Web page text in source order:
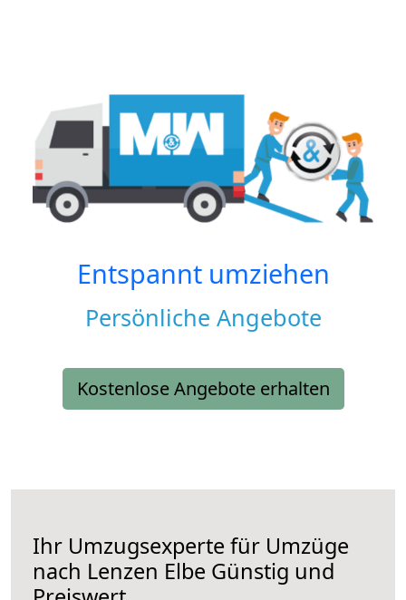
Entspannt umziehen
Persönliche Angebote
Kostenlose Angebote erhalten
Ihr Umzugsexperte für Umzüge
nach Lenzen Elbe Günstig und